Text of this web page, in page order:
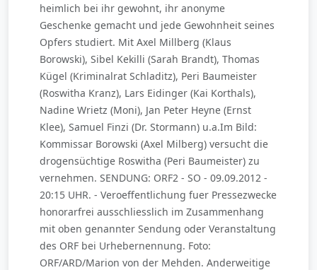
heimlich bei ihr gewohnt, ihr anonyme
Geschenke gemacht und jede Gewohnheit seines
Opfers studiert. Mit Axel Millberg (Klaus
Borowski), Sibel Kekilli (Sarah Brandt), Thomas
Kügel (Kriminalrat Schladitz), Peri Baumeister
(Roswitha Kranz), Lars Eidinger (Kai Korthals),
Nadine Wrietz (Moni), Jan Peter Heyne (Ernst
Klee), Samuel Finzi (Dr. Stormann) u.a.Im Bild:
Kommissar Borowski (Axel Milberg) versucht die
drogensüchtige Roswitha (Peri Baumeister) zu
vernehmen. SENDUNG: ORF2 - SO - 09.09.2012 -
20:15 UHR. - Veroeffentlichung fuer Pressezwecke
honorarfrei ausschliesslich im Zusammenhang
mit oben genannter Sendung oder Veranstaltung
des ORF bei Urhebernennung. Foto:
ORF/ARD/Marion von der Mehden. Anderweitige